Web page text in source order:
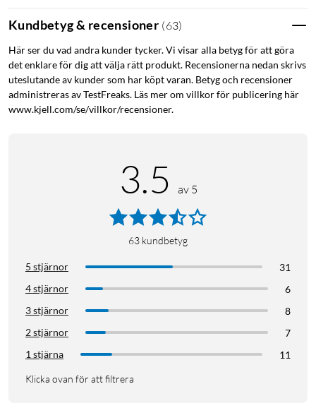
Kundbetyg & recensioner (63)
Här ser du vad andra kunder tycker. Vi visar alla betyg för att göra
det enklare för dig att välja rätt produkt. Recensionerna nedan skrivs
uteslutande av kunder som har köpt varan. Betyg och recensioner
administreras av TestFreaks. Läs mer om villkor för publicering här
www.kjell.com/se/villkor/recensioner.
3.5 av 5
63 kundbetyg
5 stjärnor
31
4 stjärnor
6
3 stjärnor
8
2 stjärnor
7
1 stjärna
11
Klicka ovan för att filtrera